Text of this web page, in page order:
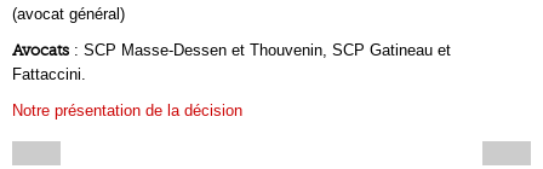
(avocat général)
Avocats : SCP Masse-Dessen et Thouvenin, SCP Gatineau et
Fattaccini.
Notre présentation de la décision